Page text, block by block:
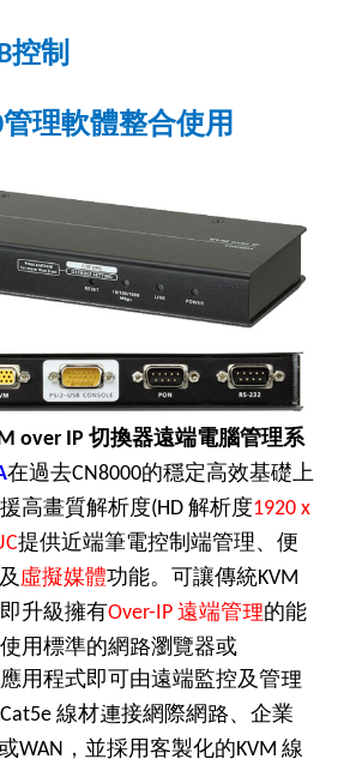
控制
管理軟體整合使用
over IP 切換器遠端電腦管理系
在過去CN8000的穩定高效基礎上
高畫質解析度(HD 解析度1920 x
提供近端筆電控制端管理、便
虛擬媒體功能。可讓傳統KVM
升級擁有Over-IP 遠端管理的能
用標準的網路瀏覽器或
應用程式即可由遠端監控及管理
Cat5e 線材連接網際網路、企業
WAN ，並採用客製化的KVM 線